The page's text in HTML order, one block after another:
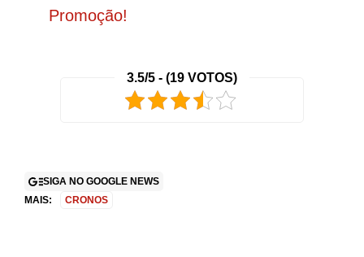
Promoção!
3.5/5 - (19 VOTOS)
SIGA NO GOOGLE NEWS
MAIS:
CRONOS